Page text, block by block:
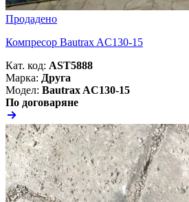
Продадено
Компресор Bautrax AC130-15
Кат. код: AST5888
Марка: Друга
Модел: Bautrax AC130-15
По договаряне